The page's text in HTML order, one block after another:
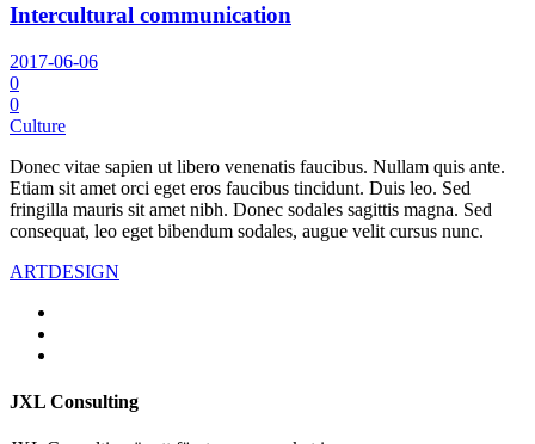
Intercultural communication
2017-06-06
0
0
Culture
Donec vitae sapien ut libero venenatis faucibus. Nullam quis ante.
Etiam sit amet orci eget eros faucibus tincidunt. Duis leo. Sed
fringilla mauris sit amet nibh. Donec sodales sagittis magna. Sed
consequat, leo eget bibendum sodales, augue velit cursus nunc.
ARTDESIGN
JXL Consulting